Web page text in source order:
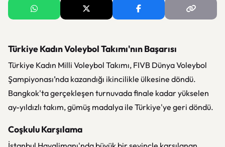
Türkiye Kadın Voleybol Takımı'nın Başarısı
Türkiye Kadın Milli Voleybol Takımı, FIVB Dünya Voleybol
Şampiyonası’nda kazandığı ikincilikle ülkesine döndü.
Bangkok'ta gerçekleşen turnuvada finale kadar yükselen
ay-yıldızlı takım, gümüş madalya ile Türkiye'ye geri döndü.
Coşkulu Karşılama